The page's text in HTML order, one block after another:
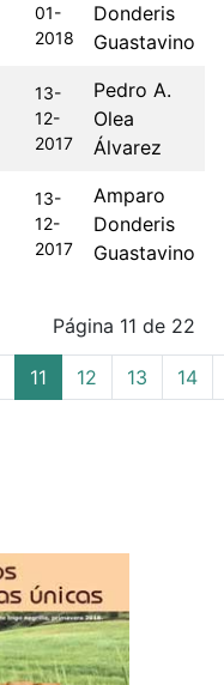
01-
2018
Donderis
Guastavino
13-
12-
2017
Pedro A.
Olea
Álvarez
13-
12-
2017
Amparo
Donderis
Guastavino
Página 11 de 22
11 12 13 14